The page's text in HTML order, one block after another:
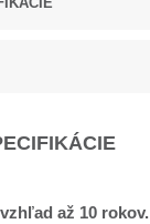
až 10 rokov.